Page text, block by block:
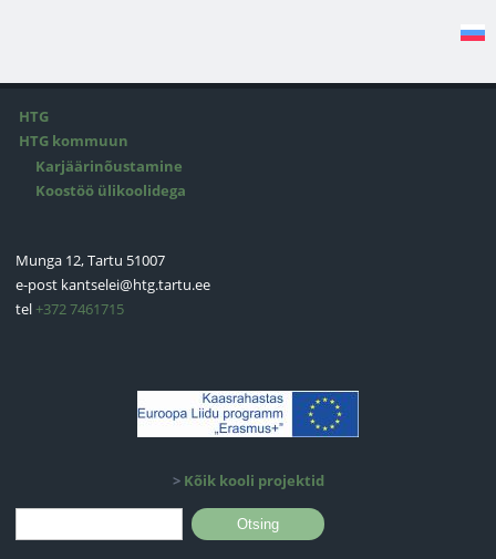
HTG
HTG kommuun
Karjäärinõustamine
Koostöö ülikoolidega
Munga 12, Tartu 51007
e-post kantselei@htg.tartu.ee
tel+372 7461715
> Kõik kooli projektid
Otsinguvorm
Otsing